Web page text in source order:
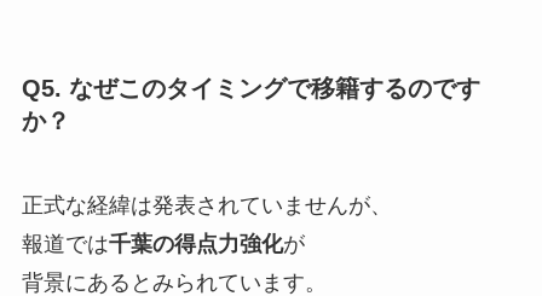
Q5. なぜこのタイミングで移籍するのです
か？
正式な経緯は発表されていませんが、
報道では千葉の得点力強化が
背景にあるとみられています。